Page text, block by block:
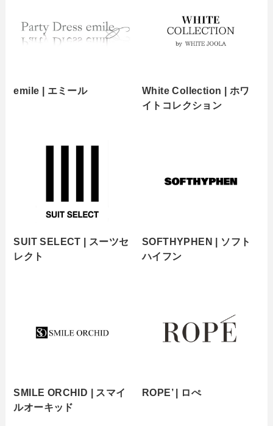
emile | エミール
White Collection | ホワ
イトコレクション
SUIT SELECT | スーツセ
レクト
SOFTHYPHEN | ソフト
ハイフン
SMILE ORCHID | スマイ
ルオーキッド
ROPE’ | ロぺ